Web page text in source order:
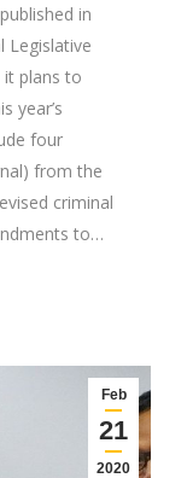
in
Legislative
it plans to
year’s
four
from the
criminal
to…
Feb
21
2020